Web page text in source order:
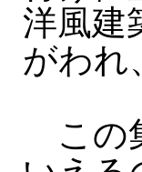
洋風建
がわれ
この